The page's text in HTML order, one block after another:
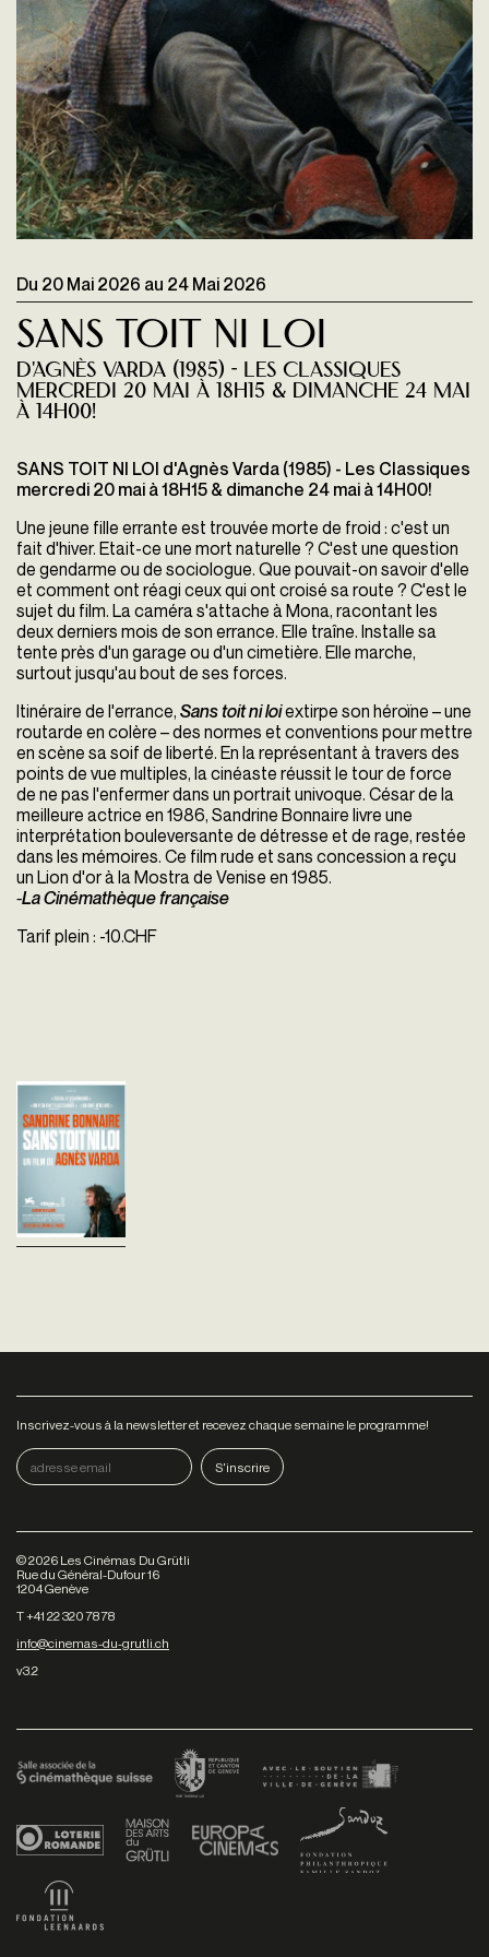
Du 20 Mai 2026 au 24 Mai 2026
Sans toit ni loi
d'Agnès Varda (1985) - Les Classiques
mercredi 20 mai à 18H15 & dimanche 24 mai
à 14H00!
SANS TOIT NI LOI d'Agnès Varda (1985) - Les Classiques
mercredi 20 mai à 18H15 & dimanche 24 mai à 14H00!
Une jeune fille errante est trouvée morte de froid : c'est un
fait d'hiver. Etait-ce une mort naturelle ? C'est une question
de gendarme ou de sociologue. Que pouvait-on savoir d'elle
et comment ont réagi ceux qui ont croisé sa route ? C'est le
sujet du film. La caméra s'attache à Mona, racontant les
deux derniers mois de son errance. Elle traîne. Installe sa
tente près d'un garage ou d'un cimetière. Elle marche,
surtout jusqu'au bout de ses forces.
Itinéraire de l'errance, Sans toit ni loiextirpe son héroïne – une
routarde en colère – des normes et conventions pour mettre
en scène sa soif de liberté. En la représentant à travers des
points de vue multiples, la cinéaste réussit le tour de force
de ne pas l'enfermer dans un portrait univoque. César de la
meilleure actrice en 1986, Sandrine Bonnaire livre une
interprétation bouleversante de détresse et de rage, restée
dans les mémoires. Ce film rude et sans concession a reçu
un Lion d'or à la Mostra de Venise en 1985.
-La Cinémathèque française
Tarif plein : -10.CHF
vofr - 105'
Une jeune fille errante est
trouvée morte de froid : c'est
un fait d'hiver. Etait-ce une
mort naturelle ? C'est une
Inscrivez-vous à la newsletter et recevez chaque semaine le programme!
©2026 Les Cinémas Du Grütli
Rue du Général-Dufour 16
1204 Genève
T +41 22 320 78 78
info@cinemas-du-grutli.ch
v3.2